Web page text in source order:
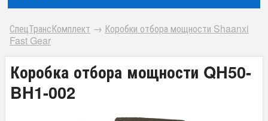
СпецТрансКомплект → Коробки отбора мощности Shaanxi
Fast Gear
Коробка отбора мощности QH50-
BH1-002